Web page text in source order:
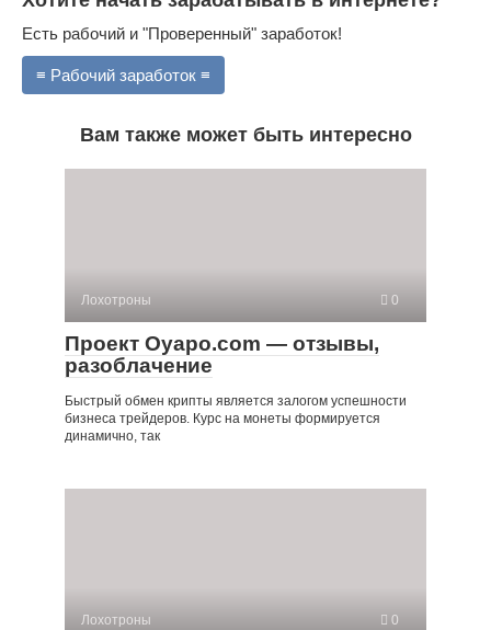
Есть рабочий и "Проверенный" заработок!
≡ Рабочий заработок ≡
Вам также может быть интересно
Лохотроны 0
Проект Oyapo.com — отзывы,
разоблачение
Быстрый обмен крипты является залогом успешности
бизнеса трейдеров. Курс на монеты формируется
динамично, так
Лохотроны 0